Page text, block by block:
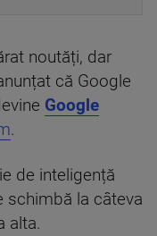
noutăți, dar
că Google
Google
.
de inteligență
schimbă la câteva
alta.